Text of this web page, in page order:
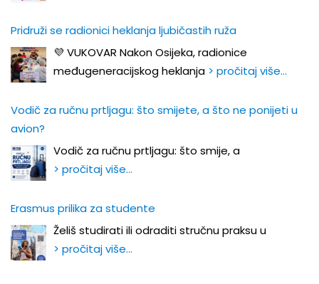
Pridruži se radionici heklanja ljubičastih ruža
💜 VUKOVAR Nakon Osijeka, radionice
međugeneracijskog heklanja > pročitaj više…
Vodič za ručnu prtljagu: što smijete, a što ne ponijeti u
avion?
Vodič za ručnu prtljagu: što smije, a
> pročitaj više…
Erasmus prilika za studente
Želiš studirati ili odraditi stručnu praksu u
> pročitaj više…